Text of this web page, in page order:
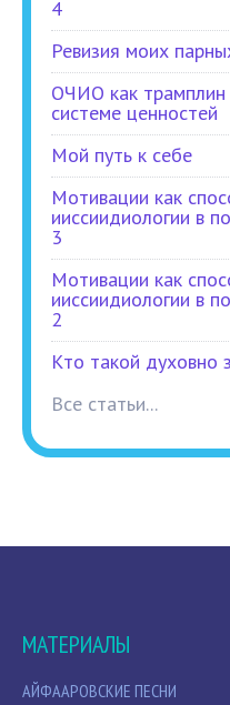
4
Ревизия моих
ОЧИО как трамплин
системе ценностей
Мой путь к себе
Мотивации как
ииссиидиологии в
3
Мотивации как
ииссиидиологии в
2
Кто такой духовно
Все статьи...
МАТЕРИАЛЫ
АЙФААРОВСКИЕ ПЕСНИ